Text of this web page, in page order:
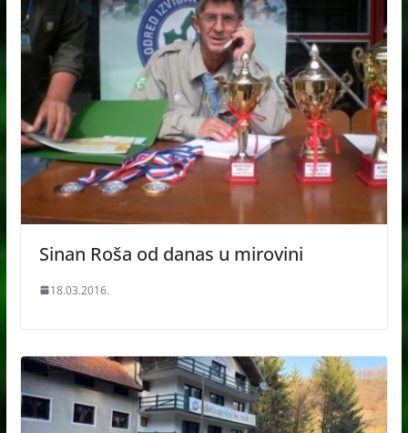
Sinan Roša od danas u mirovini
18.03.2016.